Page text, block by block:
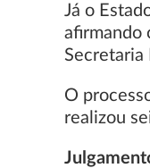
Já o
afirmando
Secretaria
O
realizou